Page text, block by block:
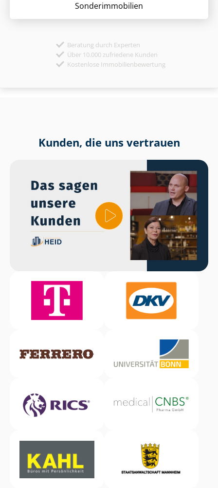
Sonder­immobilien
Beratung durch Experten
Über 10.000 zufriedene Kunden
Kostenlose Immobilienbewertung
Kunden, die uns vertrauen